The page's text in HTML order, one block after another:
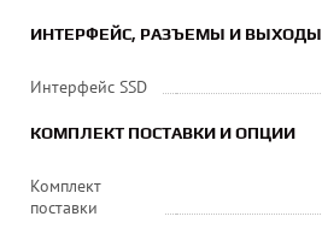
ИНТЕРФЕЙС, РАЗЪЕМЫ И ВЫХОДЫ
Интерфейс SSD
КОМПЛЕКТ ПОСТАВКИ И ОПЦИИ
Комплект
поставки